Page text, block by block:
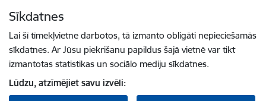
Sīkdatnes
Lai šī tīmekļvietne darbotos, tā izmanto obligāti nepieciešamās
sīkdatnes. Ar Jūsu piekrišanu papildus šajā vietnē var tikt
izmantotas statistikas un sociālo mediju sīkdatnes.
Lūdzu, atzīmējiet savu izvēli: